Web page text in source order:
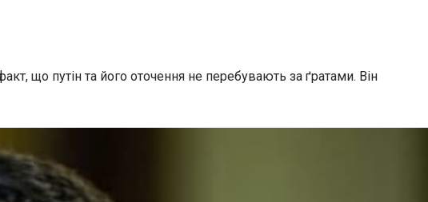
що путін та його оточення не перебувають за ґратами. Він